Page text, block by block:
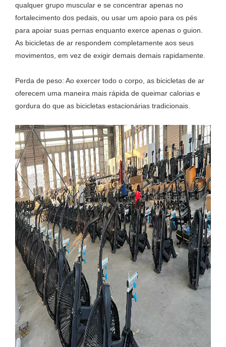
qualquer grupo muscular e se concentrar apenas no
fortalecimento dos pedais, ou usar um apoio para os pés
para apoiar suas pernas enquanto exerce apenas o guion.
As bicicletas de ar respondem completamente aos seus
movimentos, em vez de exigir demais demais rapidamente.
Perda de peso: Ao exercer todo o corpo, as bicicletas de ar
oferecem uma maneira mais rápida de queimar calorias e
gordura do que as bicicletas estacionárias tradicionais.